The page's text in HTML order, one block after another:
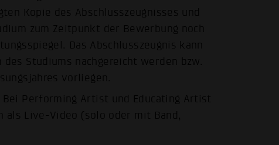
Kopie des Abschlusszeugnisses und
zum Zeitpunkt der Bewerbung noch
Das Abschlusszeugnis kann
des Studiums nachgereicht werden bzw.
vorliegen.
Performing Artist und Educating Artist
als Live-Video (solo oder mit Band,